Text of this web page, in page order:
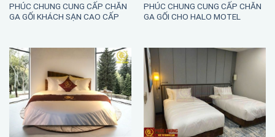
PHÚC CHUNG CUNG CẤP CHĂN
GA GỐI KHÁCH SẠN CAO CẤP
PHÚC CHUNG CUNG CẤP CHĂN
GA GỐI CHO HALO MOTEL